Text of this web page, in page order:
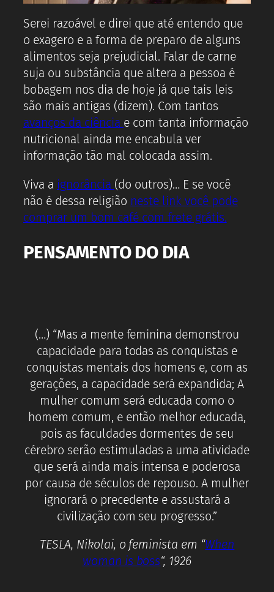
Serei razoável e direi que até entendo que
o exagero e a forma de preparo de alguns
alimentos seja prejudicial. Falar de carne
suja ou substância que altera a pessoa é
bobagem nos dia de hoje já que tais leis
são mais antigas (dizem). Com tantos
avanços da ciência e com tanta informação
nutricional ainda me encabula ver
informação tão mal colocada assim.
Viva a ignorância (do outros)… E se você
não é dessa religião neste link você pode
comprar um bom café com frete grátis.
PENSAMENTO DO DIA
(…) “Mas a mente feminina demonstrou
capacidade para todas as conquistas e
conquistas mentais dos homens e, com as
gerações, a capacidade será expandida; A
mulher comum será educada como o
homem comum, e então melhor educada,
pois as faculdades dormentes de seu
cérebro serão estimuladas a uma atividade
que será ainda mais intensa e poderosa
por causa de séculos de repouso. A mulher
ignorará o precedente e assustará a
civilização com seu progresso.”
TESLA, Nikolai, o feminista em “When
woman is boss“, 1926